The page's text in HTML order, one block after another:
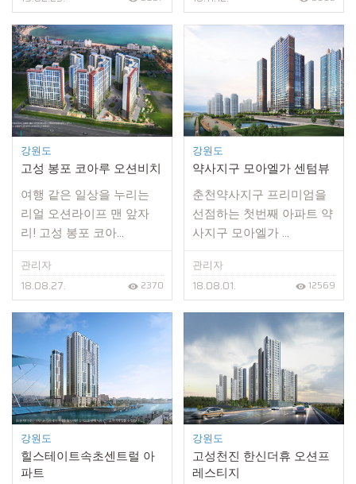
강원도
고성 봉포 코아루 오션비치
여행 같은 일상을 누리는
리얼 오션라이프 맨 앞자
리! 고성 봉포 코아...
관리자
18.08.27.
2370
강원도
약사지구 모아엘가 센텀뷰
춘천약사지구 프리미엄을
선점하는 첫번째 아파트 약
사지구 모아엘가 ...
관리자
18.08.01.
12569
강원도
힐스테이트속초센트럴 아
파트
강원도
고성천진 한신더휴 오션프
레스티지